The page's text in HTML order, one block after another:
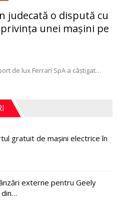
judecată o dispută cu
unei maşini pe
de lux Ferrari SpA a câștigat…
gratuit de mașini electrice în
externe pentru Geely
din…